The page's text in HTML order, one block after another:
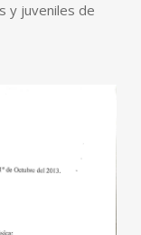
y juveniles de